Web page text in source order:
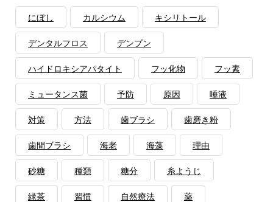
にぼし カルシウム キシリトール
デンタルフロス デンプン
ハイドロキシアパタイト フッ化物 フッ素
ミュータンス菌 予防 原因 唾液
対策 方法 歯ブラシ 歯磨き粉
歯間ブラシ 海老 海藻 理由
砂糖 種類 糖分 糸ようじ
緑茶 習慣 自然療法 薬